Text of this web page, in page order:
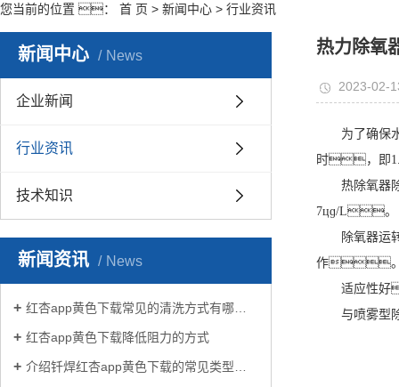
您当前的位置 ： 首 页 > 新闻中心 > 行业资讯
新闻中心 News
企业新闻
行业资讯
技术知识
新闻资讯 News
红杏app黄色下载常见的清洗方式有哪些？
红杏app黄色下载降低阻力的方式
介绍钎焊红杏app黄色下载的常见类型有哪些
热力除氧
2023-02-
为了确
时，即
热除氧器
7цɡ/L。
除氧器
作
适应性
与喷雾